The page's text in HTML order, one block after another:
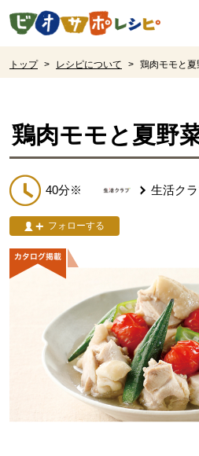
ページの先頭です。
トップ > レシピについて > 鶏肉モモと
鶏肉モモと夏野
40分※ 生活ク
フォローする